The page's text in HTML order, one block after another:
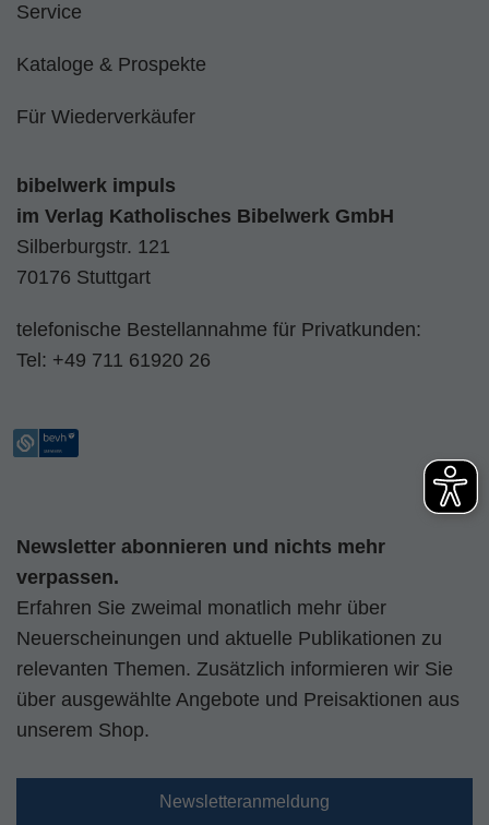
Service
Kataloge & Prospekte
Für Wiederverkäufer
bibelwerk impuls
im Verlag Katholisches Bibelwerk GmbH
Silberburgstr. 121
70176 Stuttgart
telefonische Bestellannahme für Privatkunden:
Tel: +49 711 61920 26
Newsletter abonnieren und nichts mehr
verpassen.
Erfahren Sie zweimal monatlich mehr über
Neuerscheinungen und aktuelle Publikationen zu
relevanten Themen. Zusätzlich informieren wir Sie
über ausgewählte Angebote und Preisaktionen aus
unserem Shop.
Newsletteranmeldung